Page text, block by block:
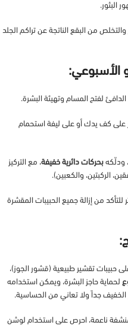
البثور.
من البقع الناتجة عن تراكم الجلد
الأسبوعي:
لفتح المسام وتهيئة البشرة.
كف يدك أو على ليفة استحمام
ودلّكه بحركات دائرية خفيفة، مع التركيز
الركبتين، والكعبين).
من إزالة جميع الحبيبات المقشرة
حبيبات تقشير طبيعية (قشور الجوز)،
لحماية حاجز البشرة، ويمكن استخدامه
جداً ولا تعاني من الحساسية.
ناعمة، احرص على استخدام لوشن